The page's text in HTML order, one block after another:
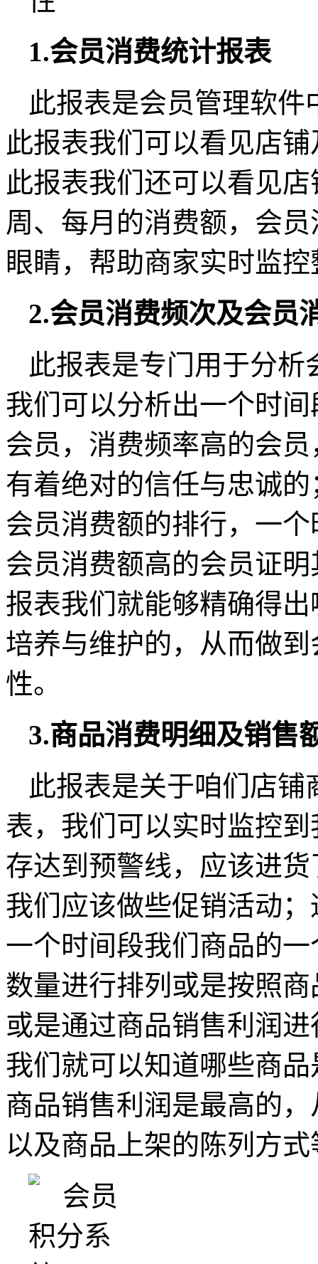
1.会员消费统计报表
此报表是会员管理软
此报表我们可以看见店
此报表我们还可以看见
周、每月的消费额，会
眼睛，帮助商家实时监
2.会员消费频次及会员
此报表是专门用于分
我们可以分析出一个时
会员，消费频率高的会
有着绝对的信任与忠诚
会员消费额的排行，一
会员消费额高的会员证
报表我们就能够精确得
培养与维护的，从而做
性。
3.商品消费明细及销售
此报表是关于咱们店
表，我们可以实时监控
存达到预警线，应该进
我们应该做些促销活动
一个时间段我们商品的
数量进行排列或是按照
或是通过商品销售利润
我们就可以知道哪些商
商品销售利润是最高的
以及商品上架的陈列方